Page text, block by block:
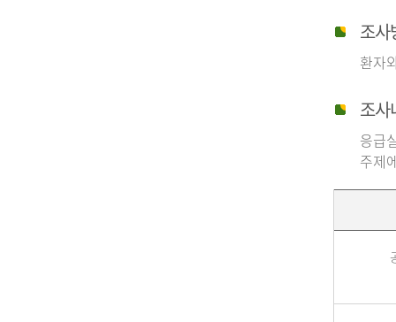
조사
환자
조사
응급
주제